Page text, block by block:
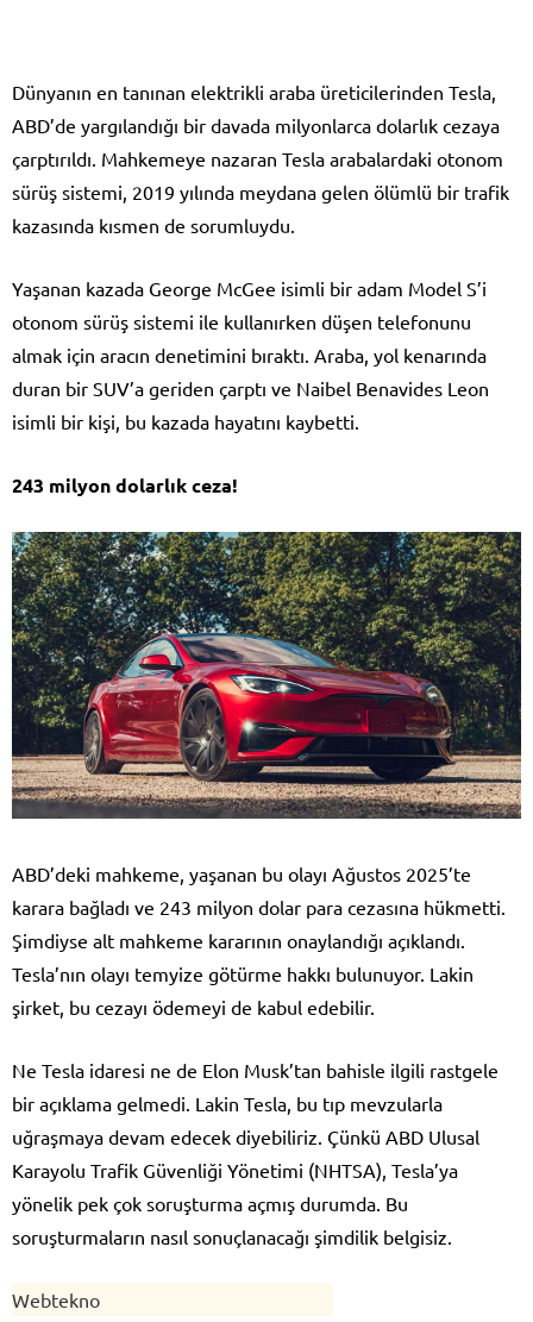
Dünyanın en tanınan elektrikli araba üreticilerinden Tesla,
ABD’de yargılandığı bir davada milyonlarca dolarlık cezaya
çarptırıldı. Mahkemeye nazaran Tesla arabalardaki otonom
sürüş sistemi, 2019 yılında meydana gelen ölümlü bir trafik
kazasında kısmen de sorumluydu.
Yaşanan kazada George McGee isimli bir adam Model S’i
otonom sürüş sistemi ile kullanırken düşen telefonunu
almak için aracın denetimini bıraktı. Araba, yol kenarında
duran bir SUV’a geriden çarptı ve Naibel Benavides Leon
isimli bir kişi, bu kazada hayatını kaybetti.
243 milyon dolarlık ceza!
ABD’deki mahkeme, yaşanan bu olayı Ağustos 2025’te
karara bağladı ve 243 milyon dolar para cezasına hükmetti.
Şimdiyse alt mahkeme kararının onaylandığı açıklandı.
Tesla’nın olayı temyize götürme hakkı bulunuyor. Lakin
şirket, bu cezayı ödemeyi de kabul edebilir.
Ne Tesla idaresi ne de Elon Musk’tan bahisle ilgili rastgele
bir açıklama gelmedi. Lakin Tesla, bu tıp mevzularla
uğraşmaya devam edecek diyebiliriz. Çünkü ABD Ulusal
Karayolu Trafik Güvenliği Yönetimi (NHTSA), Tesla’ya
yönelik pek çok soruşturma açmış durumda. Bu
soruşturmaların nasıl sonuçlanacağı şimdilik belgisiz.
Webtekno